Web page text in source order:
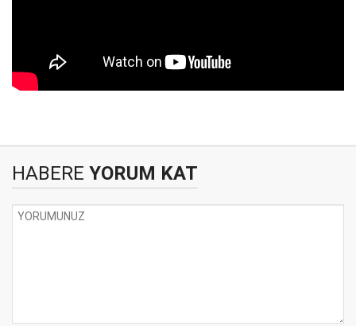
HABERE YORUM KAT